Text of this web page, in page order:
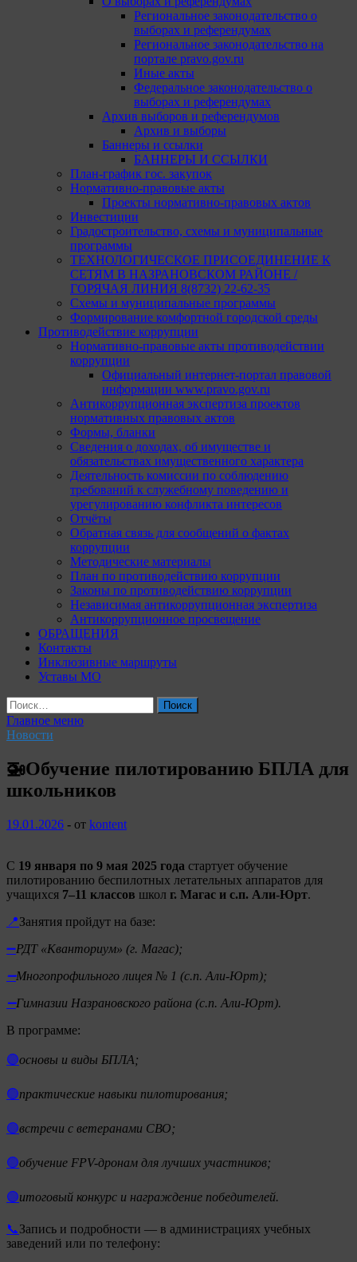
Региональное законодательство о
выборах и референдумах
Региональное законодательство на
портале pravo.gov.ru
Иные акты
Федеральное законодательство о
выборах и референдумах
Архив выборов и референдумов
Архив и выборы
Баннеры и ссылки
БАННЕРЫ И ССЫЛКИ
План-график гос. закупок
Нормативно-правовые акты
Проекты нормативно-правовых актов
Инвестиции
Градостроительство, схемы и муниципальные
программы
ТЕХНОЛОГИЧЕСКОЕ ПРИСОЕДИНЕНИЕ К
СЕТЯМ В НАЗРАНОВСКОМ РАЙОНЕ /
ГОРЯЧАЯ ЛИНИЯ 8(8732) 22-62-35
Схемы и муниципальные программы
Формирование комфортной городской среды
Противодействие коррупции
Нормативно-правовые акты противодействии
коррупции
Официальный интернет-портал правовой
информации www.pravo.gov.ru
Антикоррупционная экспертиза проектов
нормативных правовых актов
Формы, бланки
Сведения о доходах, об имуществе и
обязательствах имущественного характера
Деятельность комиссии по соблюдению
требований к служебному поведению и
урегулированию конфликта интересов
Отчёты
Обратная связь для сообщений о фактах
коррупции
Методические материалы
План по противодействию коррупции
Законы по противодействию коррупции
Независимая антикоррупционная экспертиза
Антикоррупционное просвещение
ОБРАЩЕНИЯ
Контакты
Инклюзивные маршруты
Уставы МО
Найти:
Главное меню
Новости
🚁Обучение пилотированию БПЛА для
школьников
19.01.2026 - от kontent
С 19 января по 9 мая 2025 года стартует обучение
пилотированию беспилотных летательных аппаратов для
учащихся 7–11 классов школ г. Магас и с.п. Али-Юрт.
📍Занятия пройдут на базе:
➖РДТ «Кванториум» (г. Магас);
➖Многопрофильного лицея № 1 (с.п. Али-Юрт);
➖Гимназии Назрановского района (с.п. Али-Юрт).
В программе:
🟣основы и виды БПЛА;
🟢практические навыки пилотирования;
🟣встречи с ветеранами СВО;
🟢обучение FPV-дронам для лучших участников;
🟣итоговый конкурс и награждение победителей.
📞Запись и подробности — в администрациях учебных
заведений или по телефону: